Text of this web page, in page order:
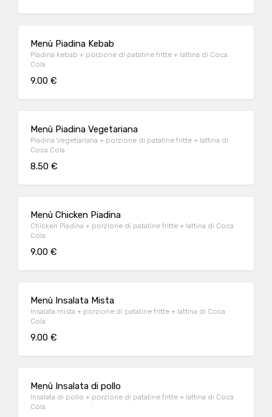
Menù Piadina Kebab
Piadina kebab + porzione di patatine fritte + lattina di Coca
Cola
9.00 €
Menù Piadina Vegetariana
Piadina Vegetiariana + porzione di patatine fritte + lattina di
Coca Cola
8.50 €
Menù Chicken Piadina
Chicken Piadina + porzione di patatine fritte + lattina di Coca
Cola
9.00 €
Menù Insalata Mista
Insalata mista + porzione di patatine fritte + lattina di Coca
Cola
9.00 €
Menù Insalata di pollo
Insalata di pollo + porzione di patatine fritte + lattina di Coca
Cola